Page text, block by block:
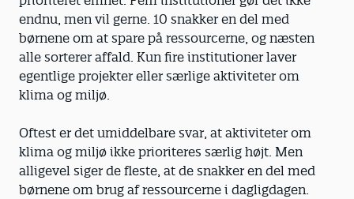
endnu, men vil gerne. 10 snakker en del med
børnene om at spare på ressourcerne, og næsten
alle sorterer affald. Kun fire institutioner laver
egentlige projekter eller særlige aktiviteter om
klima og miljø.
Oftest er det umiddelbare svar, at aktiviteter om
klima og miljø ikke prioriteres særlig højt. Men
alligevel siger de fleste, at de snakker en del med
børnene om brug af ressourcerne i dagligdagen.